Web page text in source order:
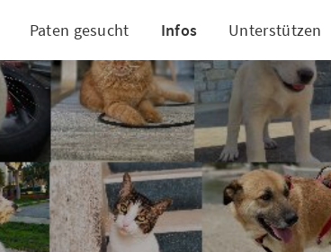
Paten gesucht Infos Unterstützen